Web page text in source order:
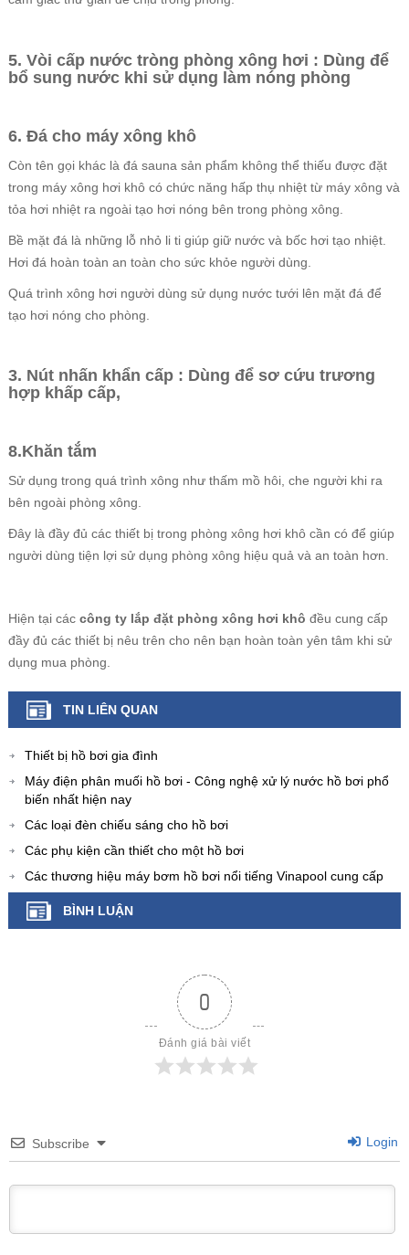
5. Vòi cấp nước tròng phòng xông hơi : Dùng để
bổ sung nước khi sử dụng làm nóng phòng
6. Đá cho máy xông khô
Còn tên gọi khác là đá sauna sản phẩm không thể thiếu được đặt
trong máy xông hơi khô có chức năng hấp thụ nhiệt từ máy xông và
tỏa hơi nhiệt ra ngoài tạo hơi nóng bên trong phòng xông.
Bề mặt đá là những lỗ nhỏ li ti giúp giữ nước và bốc hơi tạo nhiệt.
Hơi đá hoàn toàn an toàn cho sức khỏe người dùng.
Quá trình xông hơi người dùng sử dụng nước tưới lên mặt đá để
tạo hơi nóng cho phòng.
3. Nút nhấn khẩn cấp : Dùng để sơ cứu trương
hợp khấp cấp,
8.Khăn tắm
Sử dụng trong quá trình xông như thấm mồ hôi, che người khi ra
bên ngoài phòng xông.
Đây là đầy đủ các thiết bị trong phòng xông hơi khô cần có để giúp
người dùng tiện lợi sử dụng phòng xông hiệu quả và an toàn hơn.
Hiện tại các công ty lắp đặt phòng xông hơi khô đều cung cấp
đầy đủ các thiết bị nêu trên cho nên bạn hoàn toàn yên tâm khi sử
dụng mua phòng.
TIN LIÊN QUAN
Thiết bị hồ bơi gia đình
Máy điện phân muối hồ bơi - Công nghệ xử lý nước hồ bơi phổ
biến nhất hiện nay
Các loại đèn chiếu sáng cho hồ bơi
Các phụ kiện cần thiết cho một hồ bơi
Các thương hiệu máy bơm hồ bơi nổi tiếng Vinapool cung cấp
BÌNH LUẬN
0
Đánh giá bài viết
Subscribe Login